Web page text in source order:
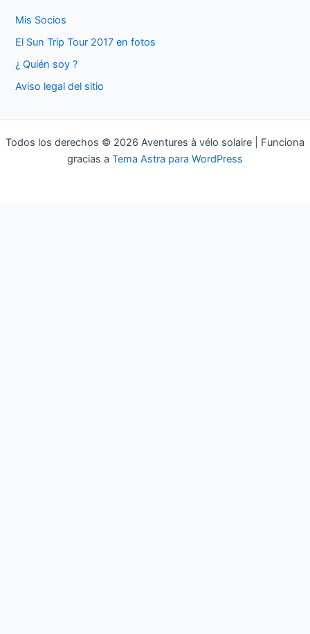
o
r
Mis Socios
El Sun Trip Tour 2017 en fotos
¿ Quién soy ?
Aviso legal del sitio
Todos los derechos © 2026 Aventures à vélo solaire | Funciona
gracias a Tema Astra para WordPress